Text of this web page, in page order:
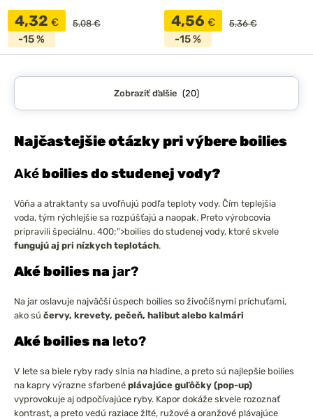
4,32 € 5,08 €
-15 %
4,56 € 5,36 €
-15 %
Zobraziť ďalšie (20)
Najčastejšie otázky pri výbere boilies
Akéboilies do studenej vody?
Vôňa a atraktanty sa uvoľňujú podľa teploty vody. Čím teplejšia
voda, tým rýchlejšie sa rozpúšťajú a naopak. Preto výrobcovia
pripravili špeciálnu. 400;">boilies do studenej vody, ktoré skvele
fungujú aj pri nízkych teplotách.
Aké boilies na jar?
Na jar oslavuje najväčší úspech boilies so živočíšnymi príchuťami,
ako sú červy, krevety, pečeň, halibut alebo kalmári
Aké boilies na leto?
V lete sa biele ryby rady slnia na hladine, a preto sú najlepšie boilies
na kapry výrazne sfarbené plávajúce guľôčky (pop-up)
vyprovokuje aj odpočívajúce ryby. Kapor dokáže skvele rozoznať
kontrast, a preto vedú raziace žlté, ružové a oranžové plávajúce